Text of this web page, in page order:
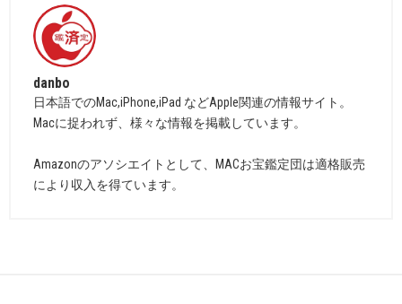
danbo
日本語でのMac,iPhone,iPad などApple関連の情報サイト。
Macに捉われず、様々な情報を掲載しています。
Amazonのアソシエイトとして、MACお宝鑑定団は適格販売
により収入を得ています。